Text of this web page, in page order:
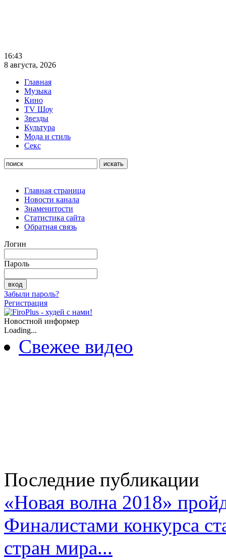
16:43
8 августа, 2026
Главная
Музыка
Кино
TV Шоу
Звезды
Культура
Мода и стиль
Секс
Главная страница
Новости канала
Знаменитости
Статистика сайта
Обратная связь
Логин
Пароль
Забыли пароль?
Регистрация
Новостной информер
Loading...
Свежее видео
Последние публикации
«Новая волна 2018»
Финалистами конкурса
стран мира...